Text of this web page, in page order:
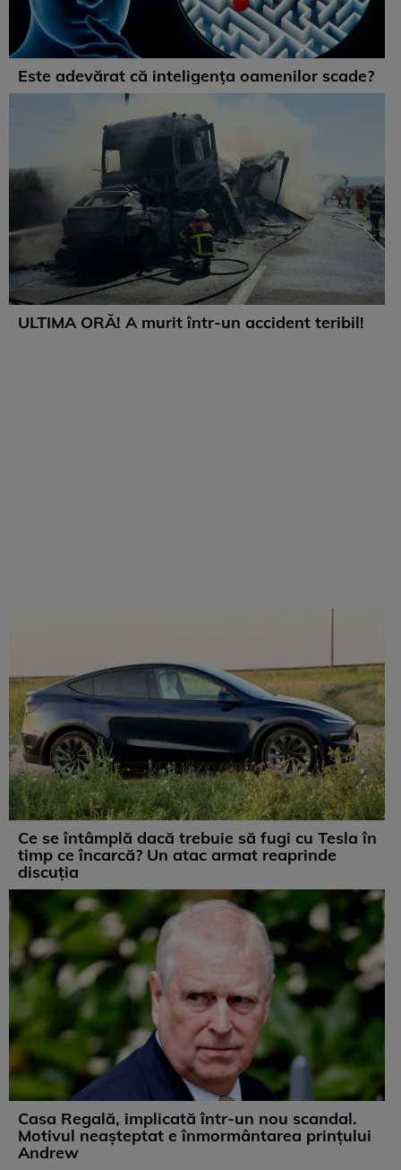
Este adevărat că inteligența oamenilor scade?
ULTIMA ORĂ! A murit într-un accident teribil!
Ce se întâmplă dacă trebuie să fugi cu Tesla în
timp ce încarcă? Un atac armat reaprinde
discuția
Casa Regală, implicată într-un nou scandal.
Motivul neașteptat e înmormântarea prințului
Andrew